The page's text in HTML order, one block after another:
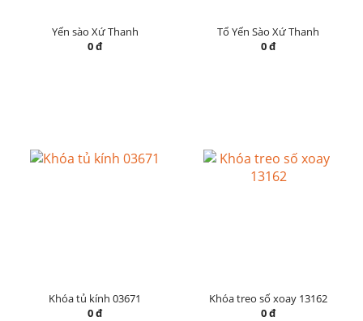
Yến sào Xứ Thanh
0 đ
Tổ Yến Sào Xứ Thanh
0 đ
Khóa tủ kính 03671
0 đ
Khóa treo số xoay 13162
0 đ